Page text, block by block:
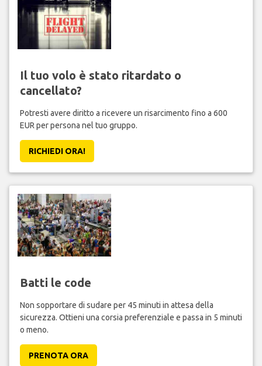
Il tuo volo è stato ritardato o
cancellato?
Potresti avere diritto a ricevere un risarcimento fino a 600
EUR per persona nel tuo gruppo.
RICHIEDI ORA!
Batti le code